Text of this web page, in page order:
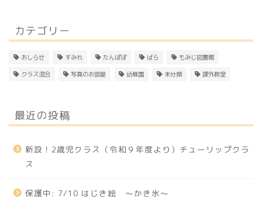
カテゴリー
おしらせ すみれ たんぽぽ ばら もみじ図書館
クラス混合 写真のお部屋 幼稚園 未分類 課外教室
最近の投稿
新設！2歳児クラス（令和９年度より）チューリップクラ
ス
保護中: 7/10 はじき絵 〜かき氷〜